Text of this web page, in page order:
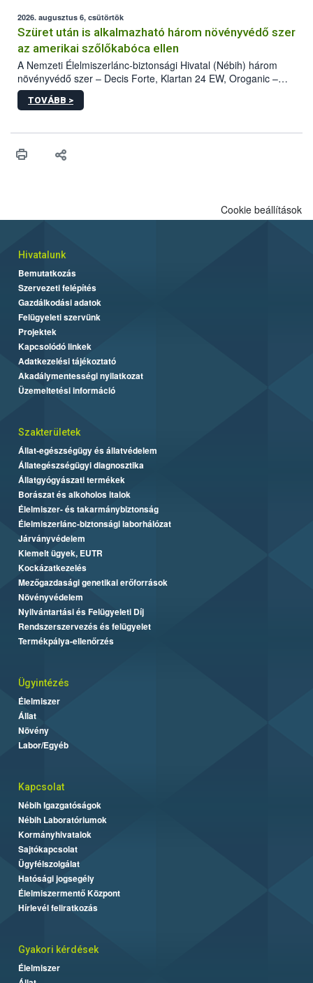
az intenzív felderítést, emellett az intézkedéseket a szlovák
hatósággal is összehangolják a terjedés megállítása érdekében.
2026. augusztus 6, csütörtök
Szüret után is alkalmazható három növényvédő szer
az amerikai szőlőkabóca ellen
A Nemzeti Élelmiszerlánc-biztonsági Hivatal (Nébih) három
növényvédő szer – Decis Forte, Klartan 24 EW, Oroganic –
engedélyokiratát módosította, így azok a szüretet követően,
egészen a vesszőérettség (BBCH 91) stádiumáig
érésű szőlőkben is legyen lehetőség a károsító elleni további
felhasználók számára is elérhető és ökológiai termesztésben is
TOVÁBB >
Cookie beállítások
Hivatalunk
Bemutatkozás
Szervezeti felépítés
Gazdálkodási adatok
Felügyeleti szervünk
Projektek
Kapcsolódó linkek
Adatkezelési tájékoztató
Akadálymentességi nyilatkozat
Üzemeltetési információ
Szakterületek
Állat-egészségügy és állatvédelem
Állategészségügyi diagnosztika
Állatgyógyászati termékek
Borászat és alkoholos italok
Élelmiszer- és takarmánybiztonság
Élelmiszerlánc-biztonsági laborhálózat
Járványvédelem
Kiemelt ügyek, EUTR
Kockázatkezelés
Mezőgazdasági genetikai erőforrások
Növényvédelem
Nyilvántartási és Felügyeleti Díj
Rendszerszervezés és felügyelet
Termékpálya-ellenőrzés
Ügyintézés
Élelmiszer
Állat
Növény
Labor/Egyéb
Kapcsolat
Nébih Igazgatóságok
Nébih Laboratóriumok
Kormányhivatalok
Sajtókapcsolat
Ügyfélszolgálat
Hatósági jogsegély
Élelmiszermentő Központ
Hírlevél feliratkozás
Gyakori kérdések
Élelmiszer